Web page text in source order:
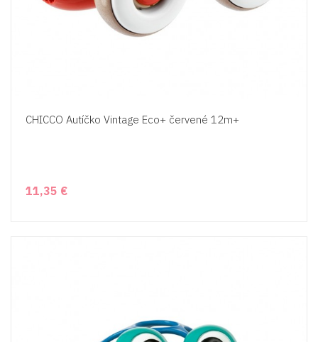
CHICCO Autíčko Vintage Eco+ červené 12m+
11,35 €